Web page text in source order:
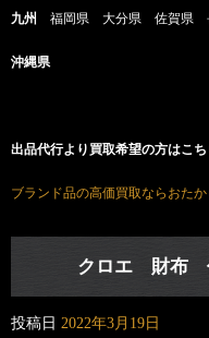
九州 福岡県 大分県 佐賀県
沖縄県
出品代行より買取希望の方はこち
ブランド品の高価買取ならおたか
クロエ 財布
投稿日 2022年3月19日